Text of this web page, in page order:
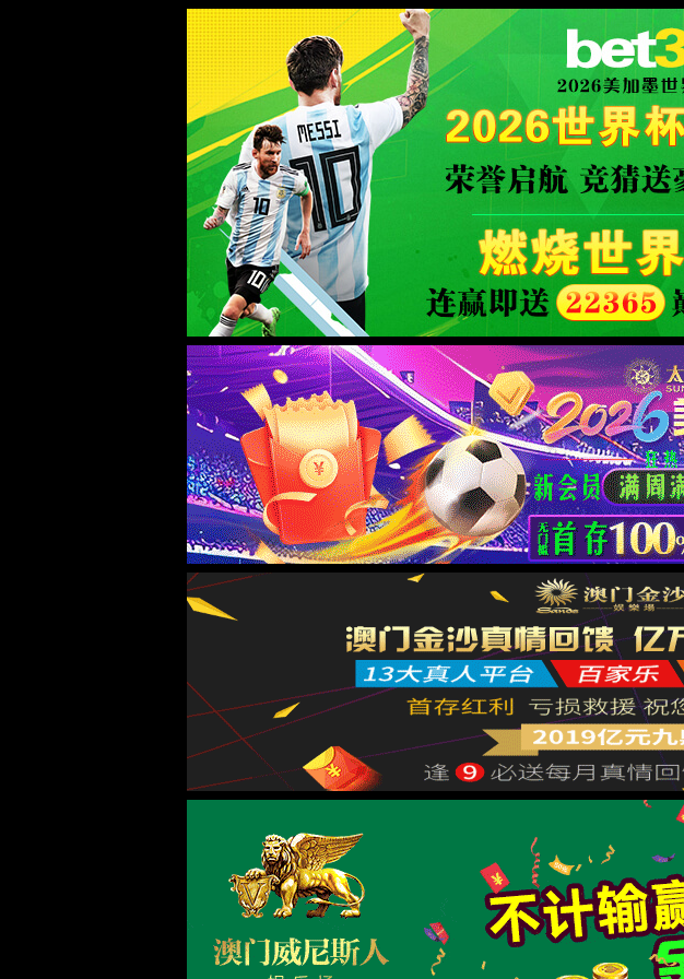
WTS-WAF拦截详情
出现该页面的原因:
1.你的请求是黑客攻击
2.你的请求合法但触发了安全规则,请提交问题反馈